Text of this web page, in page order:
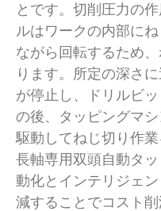
とです。切削圧力の
ルはワークの内部に
ながら回転するため
ります。所定の深さ
が停止し、ドリルビ
の後、タッピングマ
駆動してねじ切り作業
長軸専用双頭自動タ
動化とインテリジェ
減することでコスト